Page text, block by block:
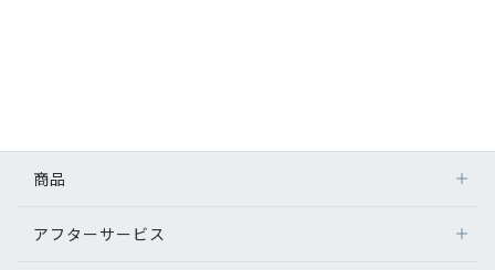
商品
アフターサービス